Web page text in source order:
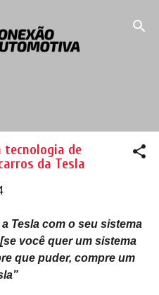
principal
tecnologia de
da Tesla
Tesla com o seu sistema
você quer um sistema
que puder, compre um